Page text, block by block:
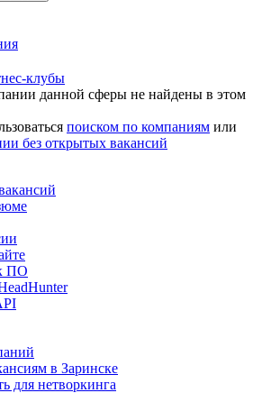
клубы
данной сферы не найдены в этом
поиском по компаниям или
без открытых вакансий
ПО
в Заринске
для нетворкинга